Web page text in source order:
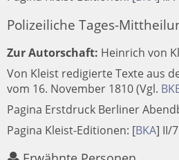
Polizeiliche Tages-
Zur Autorschaft: Heinrich von
Von Kleist redigierte Texte aus
vom 16. November 1810 (Vgl.
Pagina Erstdruck Berliner
Pagina Kleist-Editionen: [BKA] II/